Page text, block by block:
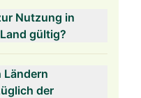
Nutzung in
gültig?
Ländern
der